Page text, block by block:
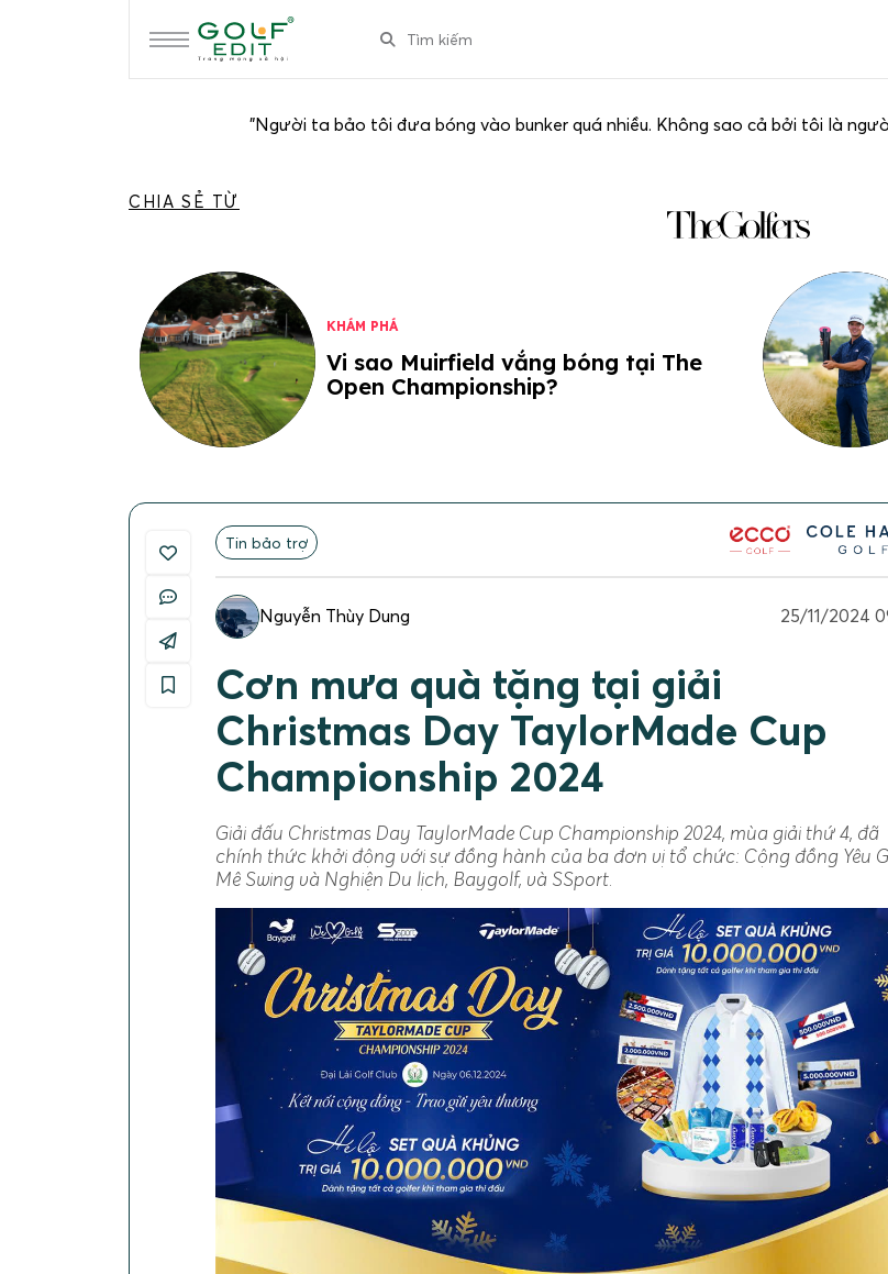
"Người ta bảo tôi đưa bóng vào bunker quá nhiều. Không sao cả bởi tôi là
CHIA SẺ TỪ
KHÁM PHÁ
Vi sao Muirfield vắng bóng tại The
Open Championship?
Tin bảo trợ
Nguyễn Thùy Dung 25/11/2024
Cơn mưa quà tặng tại giải
Christmas Day TaylorMade Cup
Championship 2024
Giải đấu Christmas Day TaylorMade Cup Championship 2024, mùa giải thứ 4, đã
chính thức khởi động với sự đồng hành của ba đơn vị tổ chức: Cộng đồng Yêu
Mê Swing và Nghiện Du lịch, Baygolf, và SSport.